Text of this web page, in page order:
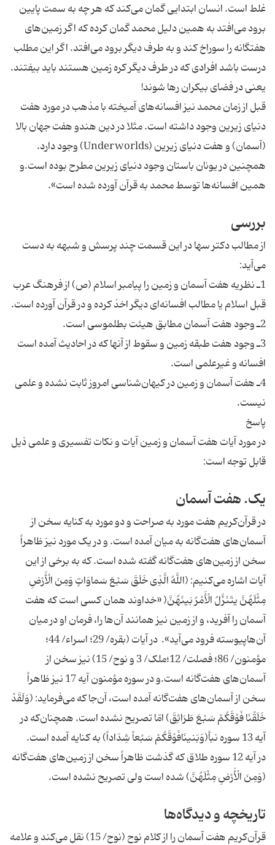
غلط است. انسان ابتدایی گمان می‌کند که هر چه به سمت پایین
برود می‌افتد به همین دلیل محمد گمان کرده که اگر زمین‌های
هفتگانه را سوراخ کند و به طرف دیگر برود می‌افتد. اگر این مطلب
درست باشد افرادی که در طرف دیگر کره زمین هستند باید بیفتند.
یعنی در فضای بیکران رها شوند!
قبل از زمان محمد نیز افسانه‌های آمیخته با مذهب در مورد هفت
دنیای زیرین وجود داشته است. مثلا در دین هندو هفت جهان بالا
(آسمان) و هفت دنیای زیرین (Underworlds) وجود دارد.
همچنین در یونان باستان وجود دنیای زیرین مطرح بوده است.و
همین افسانه‌ها توسط محمد به قرآن آورده شده است».
بررسی
از مطالب دکتر سها در این قسمت چند پرسش و شبهه به دست
می‌آید:
1ـ نظریه هفت آسمان و زمین را پیامبر اسلام (ص) از فرهنگ عرب
قبل اسلام یا مطالب افسانه‌ای دیگر اخذ کرده و در قرآن آورده است.
2ـ وجود هفت آسمان مطابق هیئت بطلموسی است.
3ـ وجود هفت طبقه زمین و سقوط از آنها که در احادیث آمده است
افسانه و غیرعلمی است.
4ـ هفت آسمان و زمین در کیهان‌شناسی امروز ثابت نشده و علمی
نیست.
پاسخ
در مورد آیات هفت آسمان و زمین آیات و نکات تفسیری و علمی ذیل
قابل توجه است:
یک. هفت آسمان
در قرآن‌کریم هفت مورد به صراحت و دو مورد به کنایه سخن از
آسمان‌های هفت‌گانه به میان آمده است. و در یک مورد نیز ظاهراً
سخن از زمین‌های هفت‌گانه گفته شده است. که به برخی از این
آیات اشاره می‌کنیم: (اللَّهُ الَّذِی خَلَقَ سَبْعَ سَماوَاتٍ وَمِنَ الْأَرْضِ
مِثْلَهُنَّ یتَنَزَّلُ الْأَمْرُ بَینَهُنَّ( «خداوند همان کسی است که هفت
آسمان را آفرید، و از زمین نیز همانند آن‌ها را، فرمان او در میان
آن‌هاپیوسته فرود می‌آید». در آیات (بقره/ 29؛ اسراء/ 44؛
مؤمنون/ 86؛ فصلت/ 12؛ملک/ 3 و نوح/ 15) نیز سخن از
آسمان‌های هفت‌گانه است.و در سوره مؤمنون آیه 17 نیز ظاهراً
سخن از آسمان‌های هفت‌گانه آمده است، آن‌جا که می‌فرماید: (وَلَقَدْ
خَلَقْنَا فَوْقَکُمْ سَبْعَ طَرَائِقَ) امّا تصریح نشده است. همچنان‌که در
آیه 13 سوره نبأ(وَبَنینَافَوْقَکُمْ سَبْعاً شِدَاداً) به کنایه آمده است.
در آیه 12 سوره طلاق که گذشت ظاهراً سخن از زمین‌های هفت‌گانه
(وَمِنَ الْأَرْضِ مِثْلَهُنَّ) شده است ولی تصریح نشده است.
تاریخچه و دیدگاه‌ها
قرآن‌کریم هفت آسمان را از کلام نوح (نوح/ 15) نقل می‌کند و علامه